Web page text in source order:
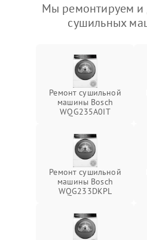
Мы ремонтируем и
сушильных
Ремонт сушильной
машины Bosch
WQG235A0IT
Ремонт сушильной
машины Bosch
WQG233DKPL